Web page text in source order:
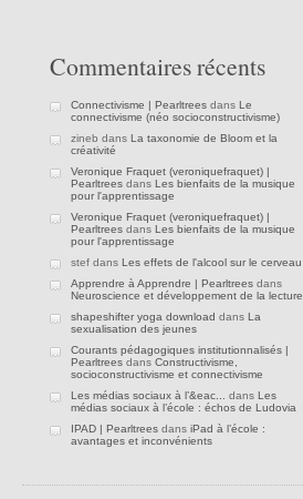
Commentaires récents
Connectivisme | Pearltrees dans Le
connectivisme (néo socioconstructivisme)
zineb dans La taxonomie de Bloom et la
créativité
Veronique Fraquet (veroniquefraquet) |
Pearltrees dans Les bienfaits de la musique
pour l'apprentissage
Veronique Fraquet (veroniquefraquet) |
Pearltrees dans Les bienfaits de la musique
pour l'apprentissage
stef dans Les effets de l'alcool sur le cerveau
Apprendre à Apprendre | Pearltrees dans
Neuroscience et développement de la lecture
shapeshifter yoga download dans La
sexualisation des jeunes
Courants pédagogiques institutionnalisés |
Pearltrees dans Constructivisme,
socioconstructivisme et connectivisme
Les médias sociaux à l’&eac...
dans Les
médias sociaux à l’école : échos de Ludovia
IPAD | Pearltrees dans iPad à l’école :
avantages et inconvénients